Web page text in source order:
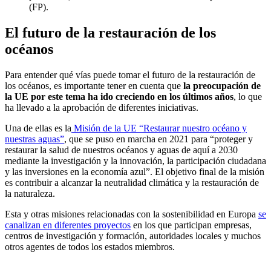
(FP).
El futuro de la restauración de los
océanos
Para entender qué vías puede tomar el futuro de la restauración de
los océanos, es importante tener en cuenta que la preocupación de
la UE por este tema ha ido creciendo en los últimos años, lo que
ha llevado a la aprobación de diferentes iniciativas.
Una de ellas es la Misión de la UE “Restaurar nuestro océano y
nuestras aguas”, que se puso en marcha en 2021 para “proteger y
restaurar la salud de nuestros océanos y aguas de aquí a 2030
mediante la investigación y la innovación, la participación ciudadana
y las inversiones en la economía azul”. El objetivo final de la misión
es contribuir a alcanzar la neutralidad climática y la restauración de
la naturaleza.
Esta y otras misiones relacionadas con la sostenibilidad en Europa se
canalizan en diferentes proyectos en los que participan empresas,
centros de investigación y formación, autoridades locales y muchos
otros agentes de todos los estados miembros.